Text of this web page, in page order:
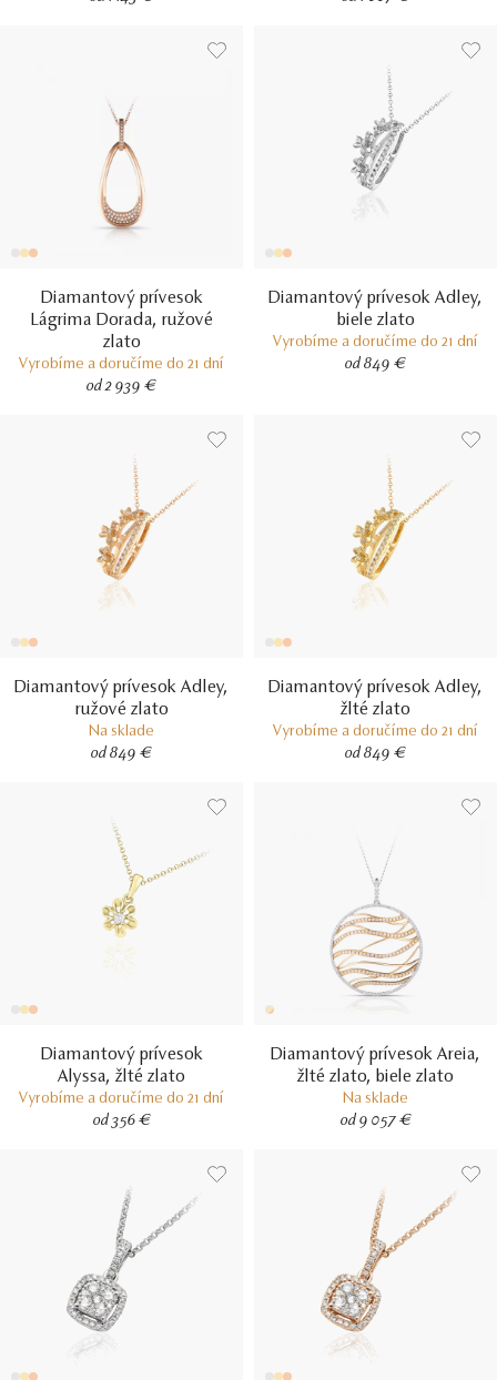
Diamantový prívesok
Lágrima Dorada, ružové
zlato
Vyrobíme a doručíme do 21 dní
od 2 939 €
Diamantový prívesok Adley,
biele zlato
Vyrobíme a doručíme do 21 dní
od 849 €
Diamantový prívesok Adley,
ružové zlato
Na sklade
od 849 €
Diamantový prívesok Adley,
žlté zlato
Vyrobíme a doručíme do 21 dní
od 849 €
Diamantový prívesok
Alyssa, žlté zlato
Vyrobíme a doručíme do 21 dní
od 356 €
Diamantový prívesok Areia,
žlté zlato, biele zlato
Na sklade
od 9 057 €